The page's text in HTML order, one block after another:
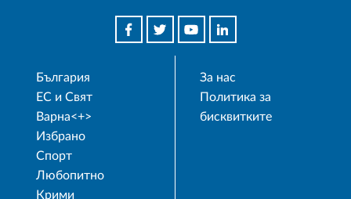
България
ЕС и Свят
Варна<+>
Избрано
Спорт
Любопитно
Крими
За нас
Политика за
бисквитките